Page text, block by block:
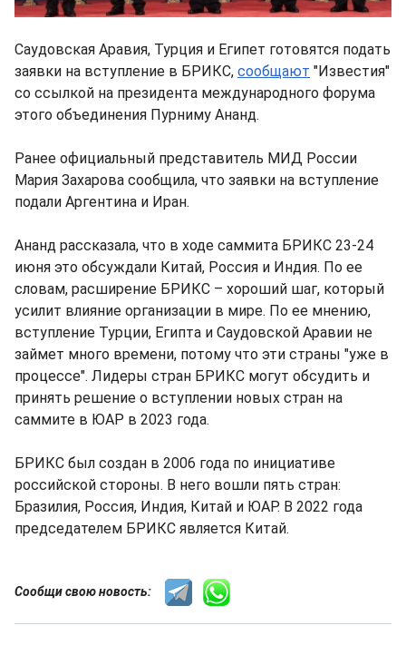
Саудовская Аравия, Турция и Египет готовятся подать
заявки на вступление в БРИКС, сообщают "Известия"
со ссылкой на президента международного форума
этого объединения Пурниму Ананд.
Ранее официальный представитель МИД России
Мария Захарова сообщила, что заявки на вступление
подали Аргентина и Иран.
Ананд рассказала, что в ходе саммита БРИКС 23-24
июня это обсуждали Китай, Россия и Индия. По ее
словам, расширение БРИКС – хороший шаг, который
усилит влияние организации в мире. По ее мнению,
вступление Турции, Египта и Саудовской Аравии не
займет много времени, потому что эти страны "уже в
процессе". Лидеры стран БРИКС могут обсудить и
принять решение о вступлении новых стран на
саммите в ЮАР в 2023 года.
БРИКС был создан в 2006 года по инициативе
российской стороны. В него вошли пять стран:
Бразилия, Россия, Индия, Китай и ЮАР. В 2022 года
председателем БРИКС является Китай.
Сообщи свою новость: